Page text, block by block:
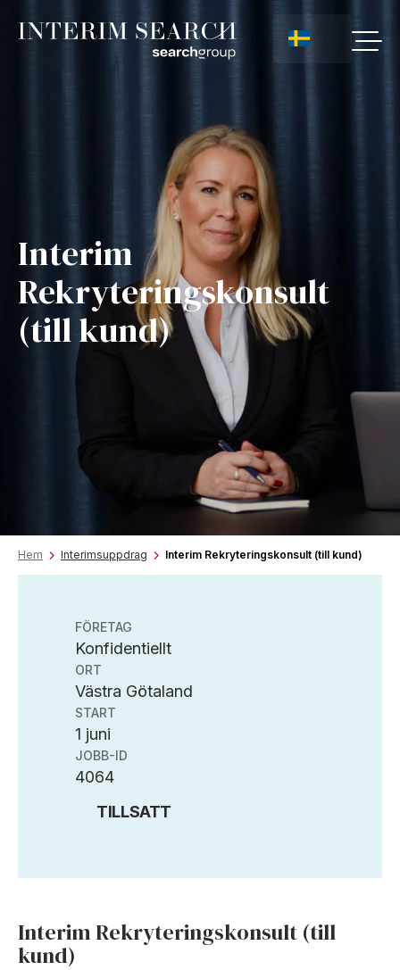
Interim
Rekryteringskonsult
(till kund)
Hem Interimsuppdrag Interim Rekryteringskonsult (till kund)
FÖRETAG
Konfidentiellt
ORT
Västra Götaland
START
1 juni
JOBB-ID
4064
TILLSATT
Interim Rekryteringskonsult (till
kund)